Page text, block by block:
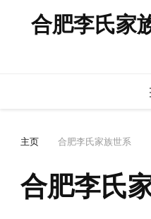
合肥李氏家
主页 合肥李氏家族世系
合肥李氏